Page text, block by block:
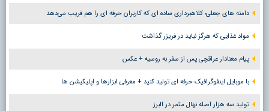
دامنه های جعلی؛ کلاهبرداری ساده ای که کاربران حرفه ای را هم فریب می‌دهد
مواد غذایی که هرگز نباید در فریزر گذاشت
پیام معنادار عراقچی پس از سفر به روسیه + عکس
با موبایل اینفوگرافیک حرفه ای تولید کنید + معرفی ابزارها و اپلیکیشن ها
تولید سه هزار اصله نهال مثمر در البرز